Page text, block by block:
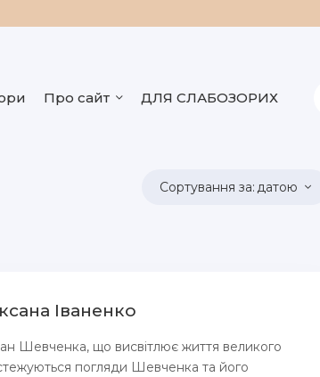
Про сайт ДЛЯ СЛАБОЗОРИХ
датою
Іваненко
Шевченка, що висвітлює життя великого
погляди Шевченка та його